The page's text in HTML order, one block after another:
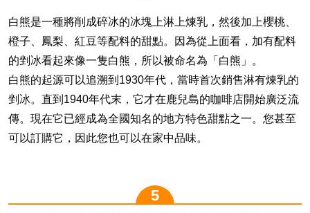
白熊是一種將削成碎冰的冰塊上淋上煉乳，然後加上櫻桃、
橙子、鳳梨、紅豆等配料的甜點。因為從上面看，加有配料
的剉冰看起來像一隻白熊，所以被命名為「白熊」。
白熊的起源可以追溯到1930年代，當時首次銷售淋有煉乳的
剉冰。直到1940年代末，它才在鹿兒島的咖啡店開始廣泛流
傳。現在它已經成為全國知名的地方特色甜點之一。您甚至
可以訂購它，因此您也可以在家中品味。